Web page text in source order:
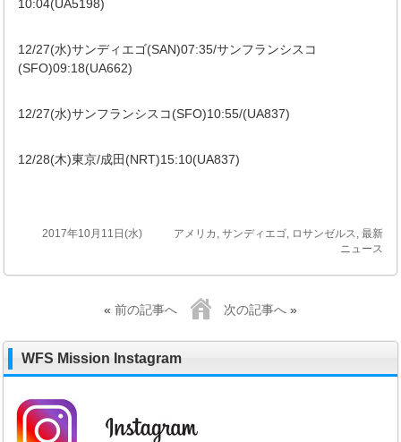
10:04(UA5198)
12/27(水)サンディエゴ(SAN)07:35/サンフランシスコ
(SFO)09:18(UA662)
12/27(水)サンフランシスコ(SFO)10:55/(UA837)
12/28(木)東京/成田(NRT)15:10(UA837)
2017年10月11日(水) アメリカ , サンディエゴ, ロサンゼルス, 最新
ニュース
« 前の記事へ 次の記事へ »
WFS Mission Instagram